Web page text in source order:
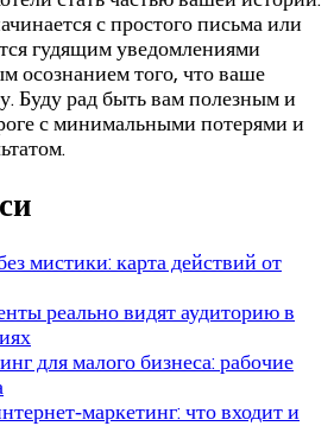
с простого письма или
гудящим уведомлениями
осознанием того, что ваше
Буду рад быть вам полезным и
с минимальными потерями и
мистики: карта действий от
реально видят аудиторию в
для малого бизнеса: рабочие
что входит и